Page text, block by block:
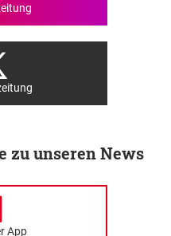
zu unseren News
App